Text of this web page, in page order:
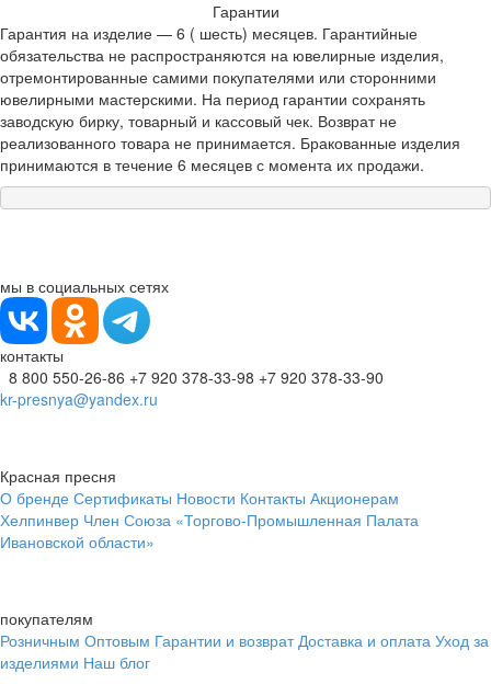
Гарантии
Гарантия на изделие — 6 ( шесть) месяцев. Гарантийные
обязательства не распространяются на ювелирные изделия,
отремонтированные самими покупателями или сторонними
ювелирными мастерскими. На период гарантии сохранять
заводскую бирку, товарный и кассовый чек. Возврат не
реализованного товара не принимается. Бракованные изделия
принимаются в течение 6 месяцев с момента их продажи.
мы в социальных сетях
контакты
8 800 550-26-86 +7 920 378-33-98 +7 920 378-33-90
kr-presnya@yandex.ru
Красная пресня
О бренде Сертификаты Новости Контакты Акционерам
Хелпинвер Член Союза «Торгово-Промышленная Палата
Ивановской области»
покупателям
Розничным Оптовым Гарантии и возврат Доставка и оплата Уход за
изделиями Наш блог